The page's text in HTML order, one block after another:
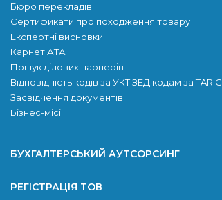
Бюро перекладів
Сертификати про походження товару
Експертні висновки
Карнет АТА
Пошук ділових парнерів
Відповідність кодів за УКТ ЗЕД кодам за TARIC
Засвідчення документів
Бізнес-місії
БУХГАЛТЕРСЬКИЙ АУТСОРСИНГ
РЕГІСТРАЦІЯ ТОВ